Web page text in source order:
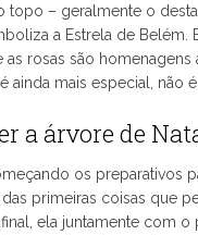
topo – geralmente o
a Estrela de Belém.
as rosas são homenagens
ainda mais especial, não
a árvore de
os preparativos
primeiras coisas que
ela juntamente com o